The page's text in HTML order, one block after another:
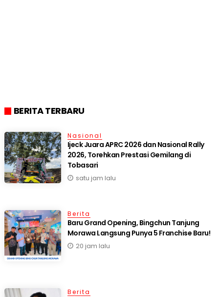
BERITA TERBARU
Nasional
Ijeck Juara APRC 2026 dan Nasional Rally
2026, Torehkan Prestasi Gemilang di
Tobasari
satu jam lalu
Berita
‎Baru Grand Opening, Bingchun Tanjung
20 jam lalu
Berita